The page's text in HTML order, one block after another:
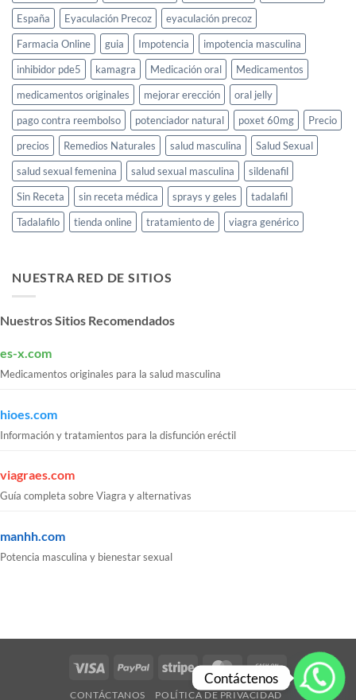
España
Eyaculación Precoz
eyaculación precoz
Farmacia Online
guia Impotencia
impotencia masculina
inhibidor pde5
kamagra Medicación oral
Medicamentos
medicamentos originales
mejorar erección
oral jelly
pago contra reembolso
potenciador natural poxet 60mg
Precio
precios
Remedios Naturales salud masculina
Salud Sexual
salud sexual femenina
salud sexual masculina
sildenafil
Sin Receta
sin receta médica sprays y geles
tadalafil
Tadalafilo
tienda online tratamiento de viagra genérico
NUESTRA RED DE SITIOS
Nuestros Sitios Recomendados
es-x.com
Medicamentos originales para la salud masculina
hioes.com
Información y tratamientos para la disfunción eréctil
viagraes.com
Guía completa sobre Viagra y alternativas
manhh.com
Potencia masculina y bienestar sexual
Visa PayPal Stripe MasterCard
Cash
On
CONTÁCTANOS POLÍTICA DE PRIVACIDAD
Contáctenos